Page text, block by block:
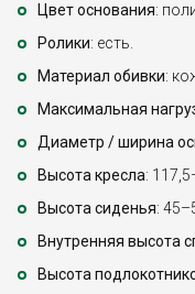
Цвет основания:
Ролики: есть.
Материал обивки:
Максимальная
Диаметр / ширина
Высота кресла:
Высота сиденья:
Внутренняя высота
Высота